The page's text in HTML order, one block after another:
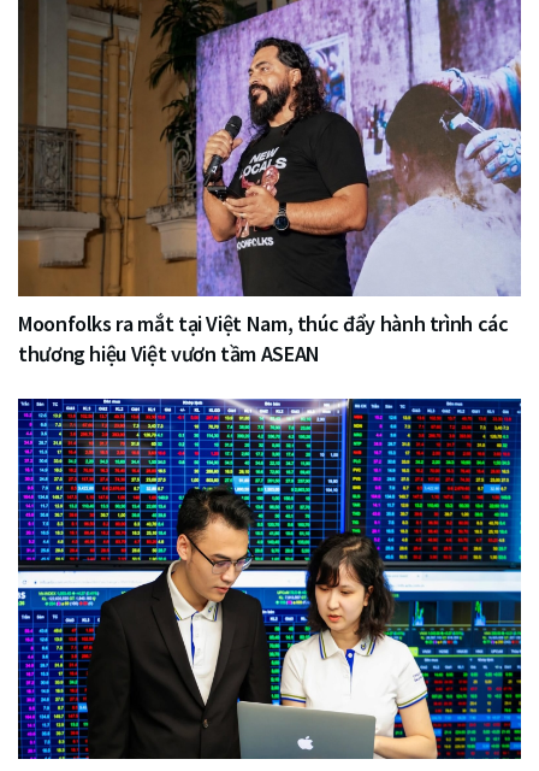
Moonfolks ra mắt tại Việt Nam, thúc đẩy hành trình các
thương hiệu Việt vươn tầm ASEAN